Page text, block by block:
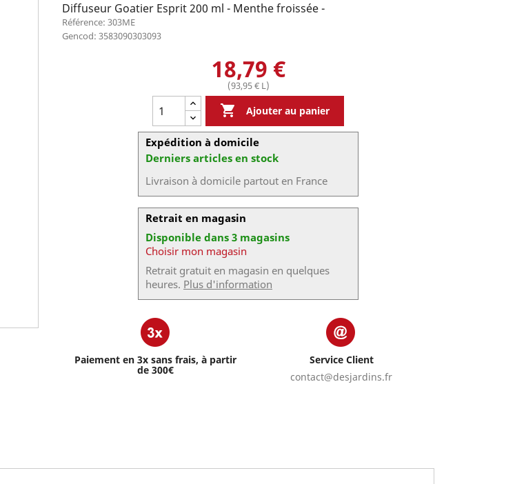
Diffuseur Goatier Esprit 200 ml - Menthe froissée -
Référence: 303ME
Gencod: 3583090303093
18,79 €
(93,95 € L)
 Ajouter au panier
Expédition à domicile
Derniers articles en stock
Livraison à domicile partout en France
Retrait en magasin
Disponible dans 3 magasins
Choisir mon magasin
Retrait gratuit en magasin en quelques
heures. Plus d'information
Paiement en 3x sans frais, à partir
de 300€
Service Client
contact@desjardins.fr